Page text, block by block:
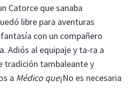
Catorce que sanaba
libre para aventuras
con un compañero
Adiós al equipaje y ta-ra a
tradición tambaleante y
a Médico que¡No es necesaria